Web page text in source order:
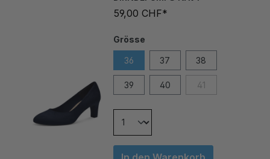
39 40 41
In den Warenkorb